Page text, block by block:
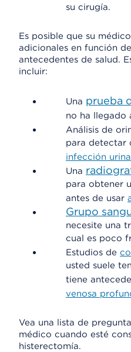
su cirugía.
Es posible que su
adicionales en función
antecedentes de salud.
incluir:
Una prueba
no ha llegado
Análisis de
para detectar
infección
Una
para obtener
antes de usar
Grupo
necesite una
cual es poco
Estudios de
usted suele
tiene
venosa
Vea una lista de
médico cuando esté
histerectomía.